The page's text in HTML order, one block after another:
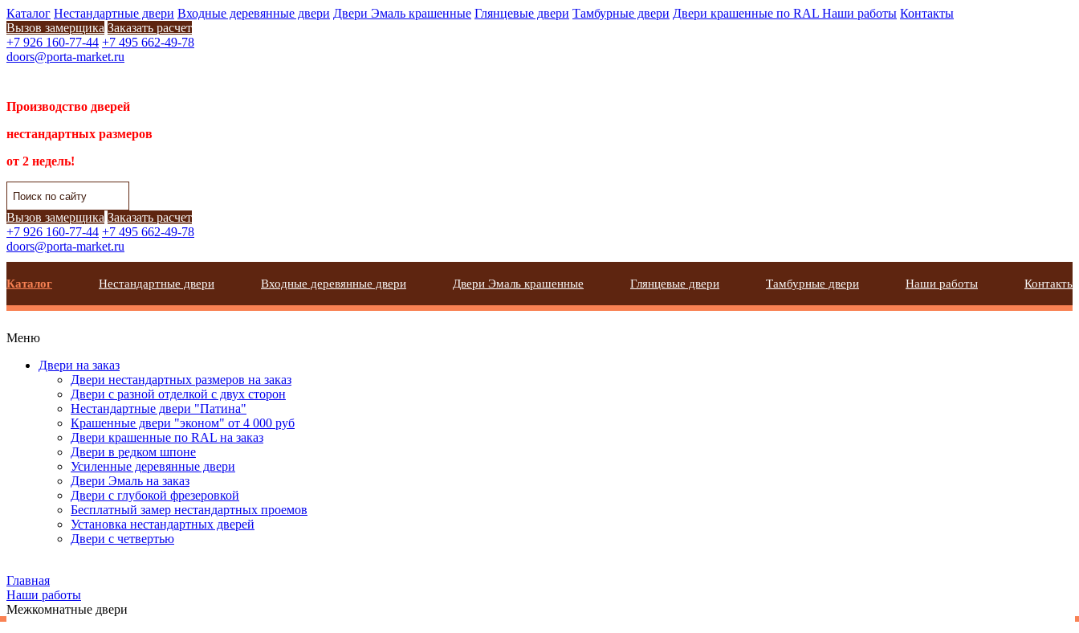
Каталог Нестандартные двери Входные деревянные двери Двери Эмаль крашенные Глянцевые двери Тамбурные двери Двери крашенные по RAL Наши работы Контакты
Вызов замерщика Заказать расчет
+7 926 160-77-44 +7 495 662-49-78
doors@porta-market.ru
Производство дверей
нестандартных размеров
от 2 недель!
Вызов замерщика Заказать расчет
+7 926 160-77-44 +7 495 662-49-78
doors@porta-market.ru
Каталог Нестандартные двери Входные деревянные двери Двери Эмаль крашенные Глянцевые двери Тамбурные двери Наши работы Контакты
Меню
Двери на заказ
Двери нестандартных размеров на заказ
Двери с разной отделкой с двух сторон
Нестандартные двери "Патина"
Крашенные двери "эконом" от 4 000 руб
Двери крашенные по RAL на заказ
Двери в редком шпоне
Усиленные деревянные двери
Двери Эмаль на заказ
Двери с глубокой фрезеровкой
Бесплатный замер нестандартных проемов
Установка нестандартных дверей
Двери с четвертью
Главная
Наши работы
Межкомнатные двери